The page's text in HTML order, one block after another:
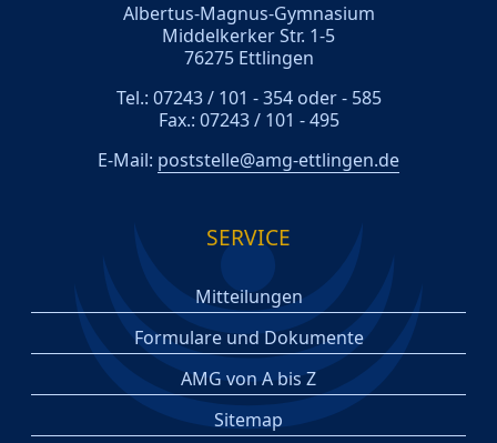
Albertus-Magnus-Gymnasium
Middelkerker Str. 1-5
76275 Ettlingen
Tel.: 07243 / 101 - 354 oder - 585
Fax.: 07243 / 101 - 495
E-Mail: poststelle@amg-ettlingen.de
SERVICE
Mitteilungen
Formulare und Dokumente
AMG von A bis Z
Sitemap